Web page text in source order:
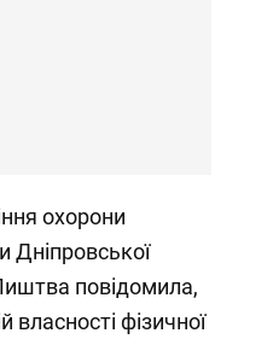
охорони
Дніпровської
повідомила,
власності фізичної